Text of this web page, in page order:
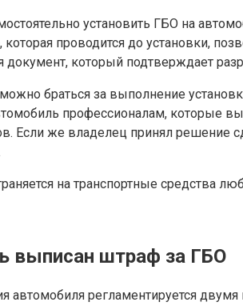
установить ГБО на
которая проводится до установки,
документ, который подтверждает
браться за выполнение
профессионалам, которые
же владелец принял решение
на транспортные средства
выписан штраф за ГБО
автомобиля регламентируется